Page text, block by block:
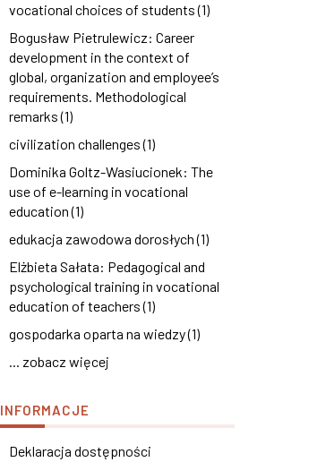
vocational choices of students (1)
Bogusław Pietrulewicz: Career
development in the context of
global, organization and employee’s
requirements. Methodological
remarks (1)
civilization challenges (1)
Dominika Goltz-Wasiucionek: The
use of e-learning in vocational
education (1)
edukacja zawodowa dorosłych (1)
Elżbieta Sałata: Pedagogical and
psychological training in vocational
education of teachers (1)
gospodarka oparta na wiedzy (1)
... zobacz więcej
INFORMACJE
Deklaracja dostępności